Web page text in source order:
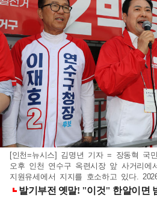
[인천=뉴시스] 김명년 기자 = 장동혁 국
오후 인천 연수구 옥련시장 앞 사거리에
지원유세에서 지지를 호소하고 있다.